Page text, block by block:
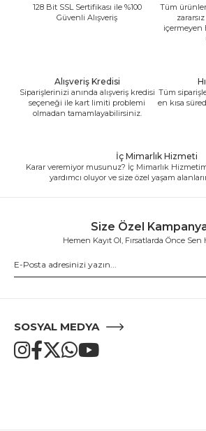
128 Bit SSL Sertifikası ile %100
Güvenli Alışveriş
Tüm
içermeyen
Alışveriş Kredisi
Siparişlerinizi anında alışveriş kredisi
seçeneği ile kart limiti problemi
olmadan tamamlayabilirsiniz.
Tüm
en kısa
İç Mimarlık Hizmeti
Karar veremiyor musunuz? İç Mimarlık
yardımcı oluyor ve size özel yaşam
Size Özel
Hemen Kayıt Ol, Fırsatlarda Önce Sen
SOSYAL MEDYA